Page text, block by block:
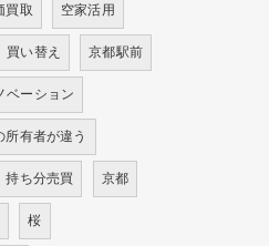
買取 空家活用
買い替え 京都駅前
ベーション
所有者が違う
持ち分売買 京都
桜